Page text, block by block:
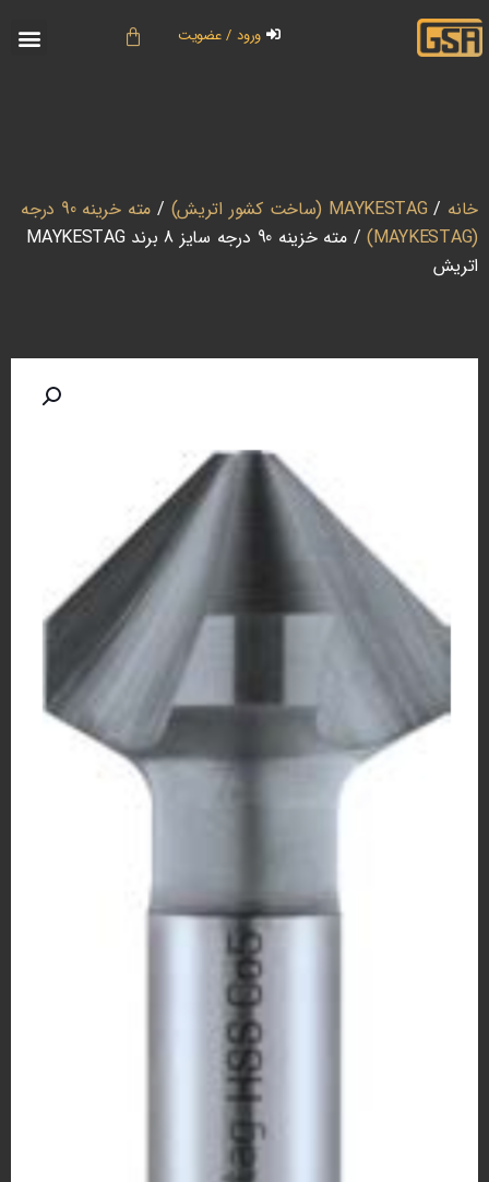
ورود / عضویت
خانه / MAYKESTAG (ساخت کشور اتریش) /
مته خرینه 90 درجه
(MAYKESTAG)
/ مته خزینه 90 درجه سایز 8 برند MAYKESTAG
اتریش